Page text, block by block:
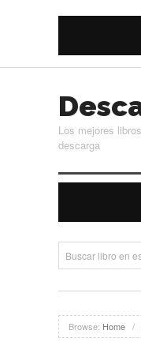
Los mejores
descarga
Browse: Home /